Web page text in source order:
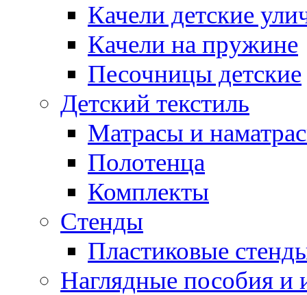
Качели детские
Качели на пружине
Песочницы детские
Детский текстиль
Матрасы и
Полотенца
Комплекты
Стенды
Пластиковые
Наглядные пособия и